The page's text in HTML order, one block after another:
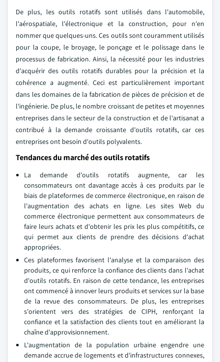
De plus, les outils rotatifs sont utilisés dans l'automobile,
l'aérospatiale, l'électronique et la construction, pour n'en
nommer que quelques-uns. Ces outils sont couramment utilisés
pour la coupe, le broyage, le ponçage et le polissage dans le
processus de fabrication. Ainsi, la nécessité pour les industries
d'acquérir des outils rotatifs durables pour la précision et la
cohérence a augmenté. Ceci est particulièrement important
dans les domaines de la fabrication de pièces de précision et de
l'ingénierie. De plus, le nombre croissant de petites et moyennes
entreprises dans le secteur de la construction et de l'artisanat a
contribué à la demande croissante d'outils rotatifs, car ces
entreprises ont besoin d'outils polyvalents.
Tendances du marché des outils rotatifs
La demande d'outils rotatifs augmente, car les
consommateurs ont davantage accès à ces produits par le
biais de plateformes de commerce électronique, en raison de
l'augmentation des achats en ligne. Les sites Web du
commerce électronique permettent aux consommateurs de
faire leurs achats et d'obtenir les prix les plus compétitifs, ce
qui permet aux clients de prendre des décisions d'achat
appropriées.
Ces plateformes favorisent l'analyse et la comparaison des
produits, ce qui renforce la confiance des clients dans l'achat
d'outils rotatifs. En raison de cette tendance, les entreprises
ont commencé à innover leurs produits et services sur la base
de la revue des consommateurs. De plus, les entreprises
s'orientent vers des stratégies de CIPH, renforçant la
confiance et la satisfaction des clients tout en améliorant la
chaîne d'approvisionnement.
L'augmentation de la population urbaine engendre une
demande accrue de logements et d'infrastructures connexes,